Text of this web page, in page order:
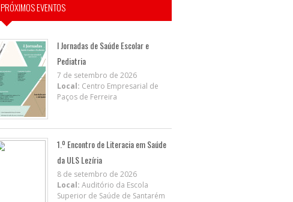
PRÓXIMOS EVENTOS
I Jornadas de Saúde Escolar e
Pediatria
7 de setembro de 2026
Local: Centro Empresarial de
Paços de Ferreira
1.º Encontro de Literacia em Saúde
da ULS Lezíria
8 de setembro de 2026
Local: Auditório da Escola
Superior de Saúde de Santarém